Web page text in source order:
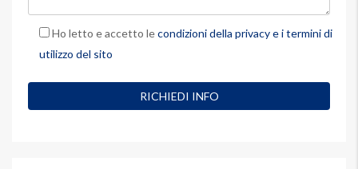
Ho letto e accetto lecondizioni della privacy e i termini di
utilizzo del sito